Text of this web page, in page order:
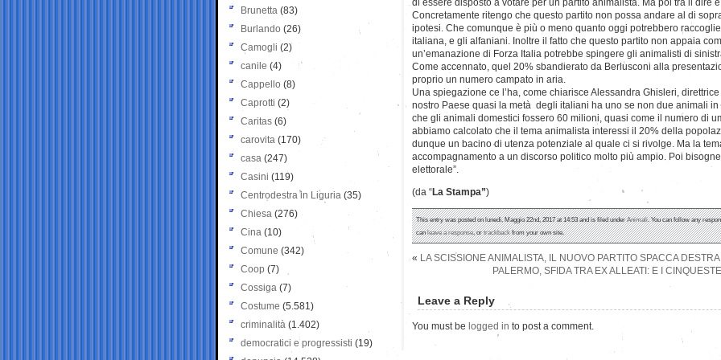
di essere disposto a votare per un partito animalista. Ma poi tra il dire
Concretamente ritengo che questo partito non possa andare al di
ipotesi. Che comunque è più o meno quanto oggi potrebbero
italiana, e gli alfaniani. Inoltre il fatto che questo partito non appaia
un’emanazione di Forza Italia potrebbe spingere gli animalisti di
Come accennato, quel 20% sbandierato da Berlusconi alla
proprio un numero campato in aria.
Una spiegazione ce l’ha, come chiarisce Alessandra Ghisleri,
nostro Paese quasi la metà degli italiani ha uno se non due animali in
che gli animali domestici fossero 60 milioni, quasi come il numero di
abbiamo calcolato che il tema animalista interessi il 20% della
dunque un bacino di utenza potenziale al quale ci si rivolge. Ma la
accompagnamento a un discorso politico molto più ampio. Poi
elettorale”.
(da “La Stampa”)
This entry was posted on lunedì, Maggio 22nd, 2017 at 14:53 and is filed underAnimali. You can follow any
canleave a response, ortrackbackfrom your own site.
« LA SCISSIONE ANIMALISTA, IL NUOVO PARTITO SPACCA
PALERMO, SFIDA TRA EX ALLEATI: E I
Leave a Reply
You must be logged in to post a comment.
Brunetta (83)
Burlando (26)
Camogli (2)
canile (4)
Cappello (8)
Caprotti (2)
Caritas (6)
carovita (170)
casa (247)
Casini (119)
Centrodestra in Liguria (35)
Chiesa (276)
Cina (10)
Comune (342)
Coop (7)
Cossiga (7)
Costume (5.581)
criminalità (1.402)
democratici e progressisti (19)